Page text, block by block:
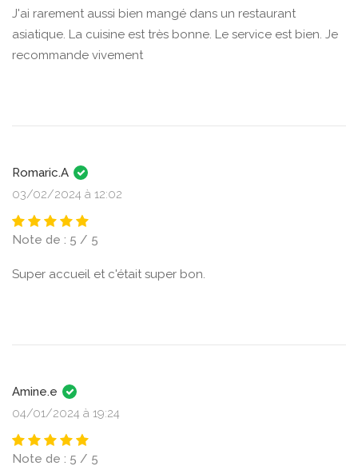
J'ai rarement aussi bien mangé dans un restaurant
asiatique. La cuisine est très bonne. Le service est bien. Je
recommande vivement
Romaric.A
03/02/2024 à 12:02
Note de : 5 / 5
Super accueil et c'était super bon.
Amine.e
04/01/2024 à 19:24
Note de : 5 / 5